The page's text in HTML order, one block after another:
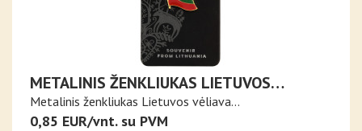
METALINIS ŽENKLIUKAS LIETUVOS
VĖLIAVA
Metalinis ženkliukas Lietuvos vėliava...
0,85 EUR/vnt. su PVM